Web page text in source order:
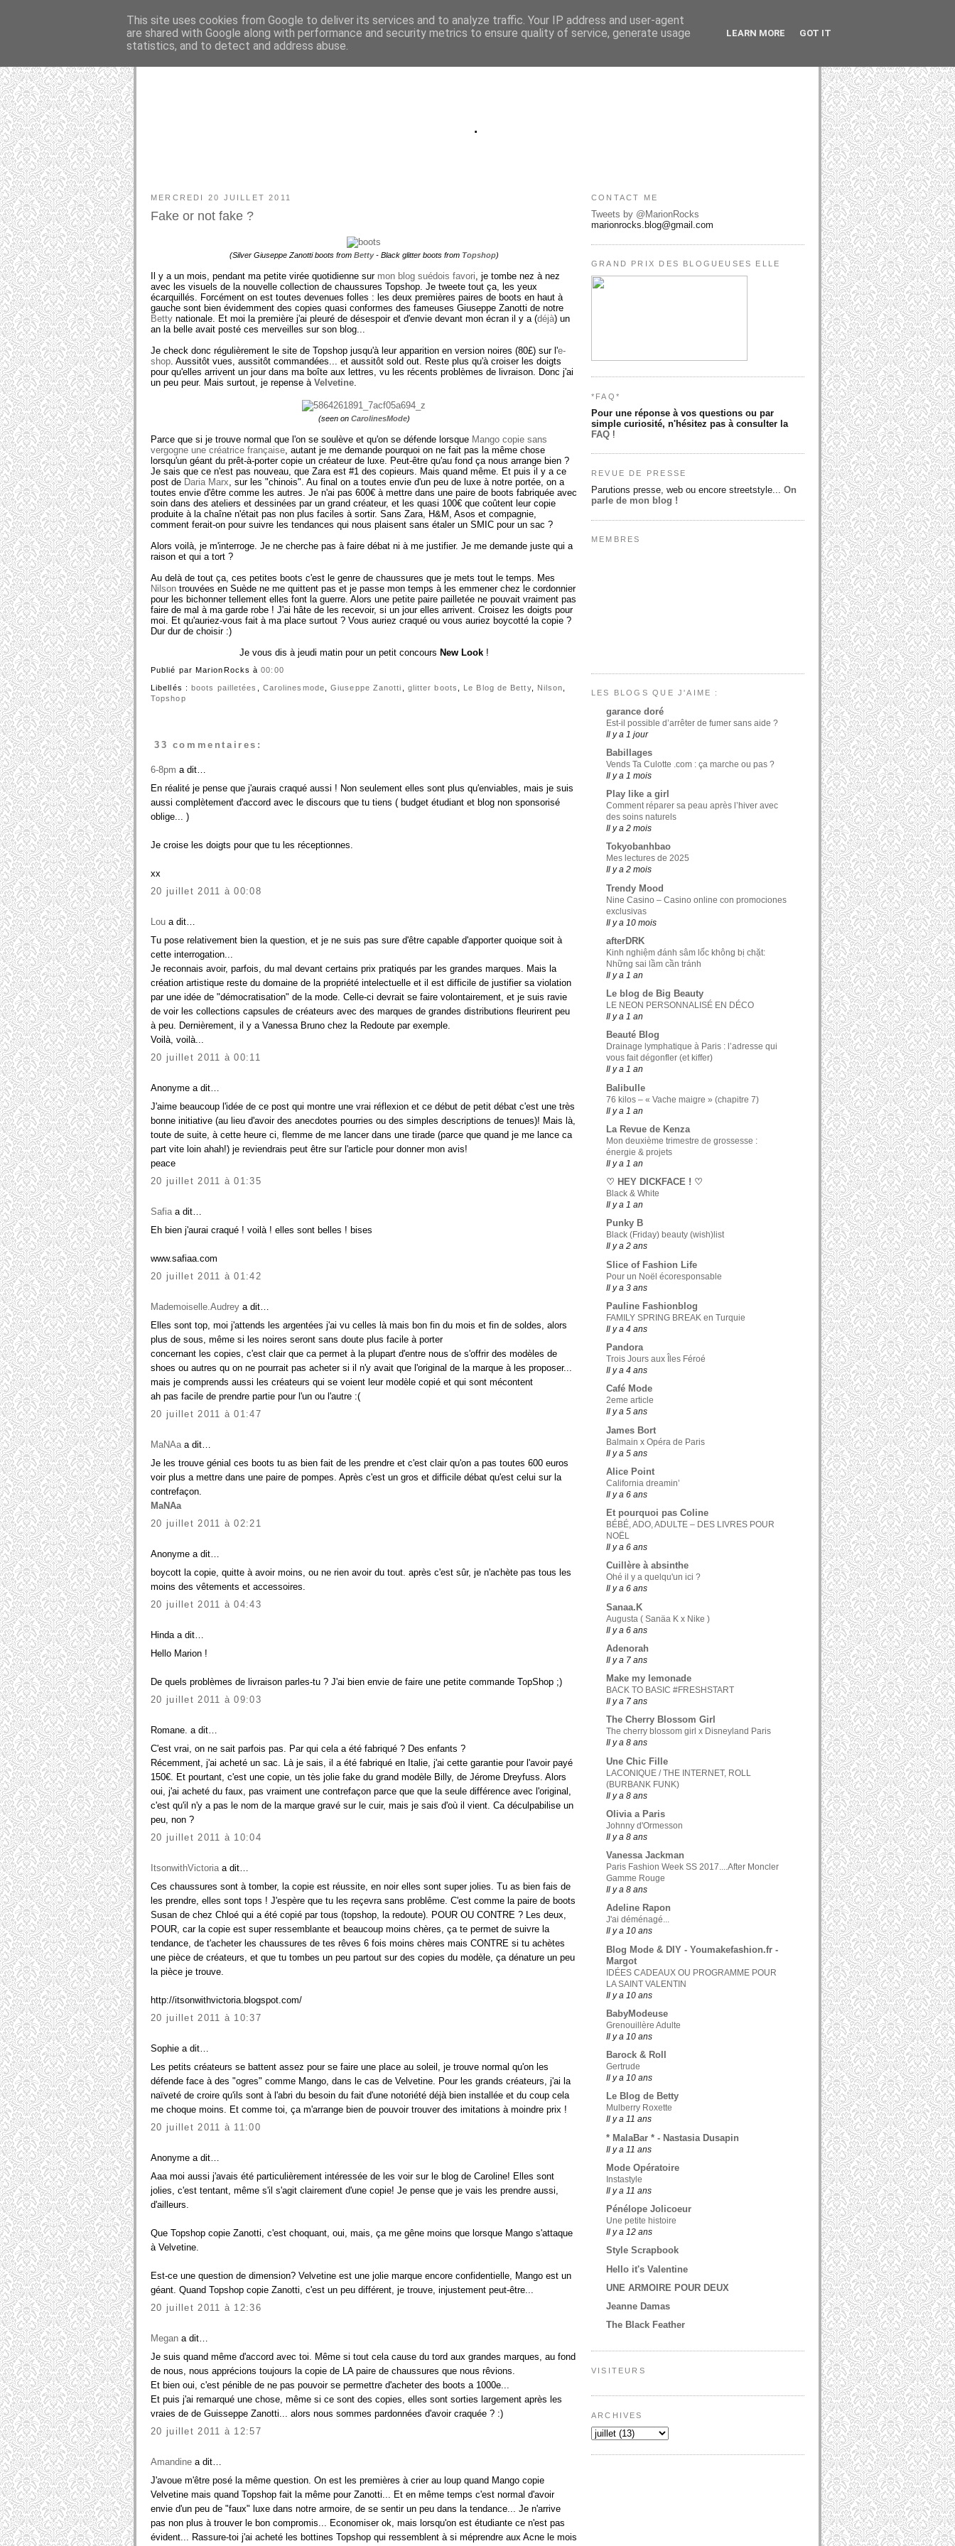
.
MERCREDI 20 JUILLET 2011
Fake or not fake ?
(Silver Giuseppe Zanotti boots from Betty- Black glitter boots from Topshop)
Il y a un mois, pendant ma petite virée quotidienne sur mon blog suédois favori , je tombe nez à nez
avec les visuels de la nouvelle collection de chaussures Topshop. Je tweete tout ça, les yeux
écarquillés. Forcément on est toutes devenues folles : les deux premières paires de boots en haut à
gauche sont bien évidemment des copies quasi conformes des fameuses Giuseppe Zanotti de notre
Betty nationale. Et moi la première j'ai pleuré de désespoir et d'envie devant mon écran il y a (déjà) un
an la belle avait posté ces merveilles sur son blog...
Je check donc régulièrement le site de Topshop jusqu'à leur apparition en version noires (80£) sur l'e-
shop . Aussitôt vues, aussitôt commandées... et aussitôt sold out. Reste plus qu'à croiser les doigts
pour qu'elles arrivent un jour dans ma boîte aux lettres, vu les récents problèmes de livraison. Donc j'ai
un peu peur. Mais surtout, je repense à Velvetine
(seen on CarolinesMode)
Parce que si je trouve normal que l'on se soulève et qu'on se défende lorsque Mango copie sans
vergogne une créatrice française , autant je me demande pourquoi on ne fait pas la même chose
lorsqu'un géant du prêt-à-porter copie un créateur de luxe. Peut-être qu'au fond ça nous arrange bien ?
Je sais que ce n'est pas nouveau, que Zara est #1 des copieurs. Mais quand même. Et puis il y a ce
post de Daria Marx , sur les "chinois". Au final on a toutes envie d'un peu de luxe à notre portée, on a
toutes envie d'être comme les autres. Je n'ai pas 600€ à mettre dans une paire de boots fabriquée avec
soin dans des ateliers et dessinées par un grand créateur, et les quasi 100€ que coûtent leur copie
produite à la chaîne n'était pas non plus faciles à sortir. Sans Zara, H&M, Asos et compagnie,
comment ferait-on pour suivre les tendances qui nous plaisent sans étaler un SMIC pour un sac ?
Alors voilà, je m'interroge. Je ne cherche pas à faire débat ni à me justifier. Je me demande juste qui a
raison et qui a tort ?
Au delà de tout ça, ces petites boots c'est le genre de chaussures que je mets tout le temps. Mes
Nilson trouvées en Suède ne me quittent pas et je passe mon temps à les emmener chez le cordonnier
pour les bichonner tellement elles font la guerre. Alors une petite paire pailletée ne pouvait vraiment pas
faire de mal à ma garde robe ! J'ai hâte de les recevoir, si un jour elles arrivent. Croisez les doigts pour
moi. Et qu'auriez-vous fait à ma place surtout ? Vous auriez craqué ou vous auriez boycotté la copie ?
Dur dur de choisir :)
Je vous dis à jeudi matin pour un petit concours New Look!
Publié par MarionRocksà00:00
Libellés :boots pailletées Carolinesmode ,Giuseppe Zanotti glitter boots Le Blog de Betty, Nilson
Topshop
33 commentaires:
6-8pm a dit…
En réalité je pense que j'aurais craqué aussi ! Non seulement elles sont plus qu'enviables, mais je suis
aussi complètement d'accord avec le discours que tu tiens ( budget étudiant et blog non sponsorisé
oblige... )
Je croise les doigts pour que tu les réceptionnes.
xx
20 juillet 2011 à 00:08
Lou a dit…
Tu pose relativement bien la question, et je ne suis pas sure d'être capable d'apporter quoique soit à
cette interrogation...
Je reconnais avoir, parfois, du mal devant certains prix pratiqués par les grandes marques. Mais la
création artistique reste du domaine de la propriété intelectuelle et il est difficile de justifier sa violation
par une idée de "démocratisation" de la mode. Celle-ci devrait se faire volontairement, et je suis ravie
de voir les collections capsules de créateurs avec des marques de grandes distributions fleurirent peu
à peu. Dernièrement, il y a Vanessa Bruno chez la Redoute par exemple.
Voilà, voilà...
20 juillet 2011 à 00:11
Anonyme a dit…
J'aime beaucoup l'idée de ce post qui montre une vrai réflexion et ce début de petit débat c'est une très
bonne initiative (au lieu d'avoir des anecdotes pourries ou des simples descriptions de tenues)! Mais là,
toute de suite, à cette heure ci, flemme de me lancer dans une tirade (parce que quand je me lance ca
part vite loin ahah!) je reviendrais peut être sur l'article pour donner mon avis!
peace
20 juillet 2011 à 01:35
Safia a dit…
Eh bien j'aurai craqué ! voilà ! elles sont belles ! bises
www.safiaa.com
20 juillet 2011 à 01:42
Mademoiselle.Audrey a dit…
Elles sont top, moi j'attends les argentées j'ai vu celles là mais bon fin du mois et fin de soldes, alors
plus de sous, même si les noires seront sans doute plus facile à porter
concernant les copies, c'est clair que ca permet à la plupart d'entre nous de s'offrir des modèles de
shoes ou autres qu on ne pourrait pas acheter si il n'y avait que l'original de la marque à les proposer...
mais je comprends aussi les créateurs qui se voient leur modèle copié et qui sont mécontent
ah pas facile de prendre partie pour l'un ou l'autre :(
20 juillet 2011 à 01:47
MaNAa a dit…
Je les trouve génial ces boots tu as bien fait de les prendre et c'est clair qu'on a pas toutes 600 euros
voir plus a mettre dans une paire de pompes. Après c'est un gros et difficile débat qu'est celui sur la
contrefaçon.
MaNAa
20 juillet 2011 à 02:21
Anonyme a dit…
boycott la copie, quitte à avoir moins, ou ne rien avoir du tout. après c'est sûr, je n'achète pas tous les
moins des vêtements et accessoires.
20 juillet 2011 à 04:43
Hinda a dit…
Hello Marion !
De quels problèmes de livraison parles-tu ? J'ai bien envie de faire une petite commande TopShop ;)
20 juillet 2011 à 09:03
Romane. a dit…
C'est vrai, on ne sait parfois pas. Par qui cela a été fabriqué ? Des enfants ?
Récemment, j'ai acheté un sac. Là je sais, il a été fabriqué en Italie, j'ai cette garantie pour l'avoir payé
150€. Et pourtant, c'est une copie, un tès jolie fake du grand modèle Billy, de Jérome Dreyfuss. Alors
oui, j'ai acheté du faux, pas vraiment une contrefaçon parce que que la seule différence avec l'original,
c'est qu'il n'y a pas le nom de la marque gravé sur le cuir, mais je sais d'où il vient. Ca déculpabilise un
peu, non ?
20 juillet 2011 à 10:04
ItsonwithVictoria a dit…
Ces chaussures sont à tomber, la copie est réussite, en noir elles sont super jolies. Tu as bien fais de
les prendre, elles sont tops ! J'espère que tu les reçevra sans problême. C'est comme la paire de boots
Susan de chez Chloé qui a été copié par tous (topshop, la redoute). POUR OU CONTRE ? Les deux,
POUR, car la copie est super ressemblante et beaucoup moins chères, ça te permet de suivre la
tendance, de t'acheter les chaussures de tes rêves 6 fois moins chères mais CONTRE si tu achètes
une pièce de créateurs, et que tu tombes un peu partout sur des copies du modèle, ça dénature un peu
la pièce je trouve.
http://itsonwithvictoria.blogspot.com/
20 juillet 2011 à 10:37
Sophie a dit…
Les petits créateurs se battent assez pour se faire une place au soleil, je trouve normal qu'on les
défende face à des "ogres" comme Mango, dans le cas de Velvetine. Pour les grands créateurs, j'ai la
naïveté de croire qu'ils sont à l'abri du besoin du fait d'une notoriété déjà bien installée et du coup cela
me choque moins. Et comme toi, ça m'arrange bien de pouvoir trouver des imitations à moindre prix !
20 juillet 2011 à 11:00
Anonyme a dit…
Aaa moi aussi j'avais été particulièrement intéressée de les voir sur le blog de Caroline! Elles sont
jolies, c'est tentant, même s'il s'agit clairement d'une copie! Je pense que je vais les prendre aussi,
d'ailleurs.
Que Topshop copie Zanotti, c'est choquant, oui, mais, ça me gêne moins que lorsque Mango s'attaque
à Velvetine.
Est-ce une question de dimension? Velvetine est une jolie marque encore confidentielle, Mango est un
géant. Quand Topshop copie Zanotti, c'est un peu différent, je trouve, injustement peut-être...
20 juillet 2011 à 12:36
Megan a dit…
Je suis quand même d'accord avec toi. Même si tout cela cause du tord aux grandes marques, au fond
de nous, nous apprécions toujours la copie de LA paire de chaussures que nous rêvions.
Et bien oui, c'est pénible de ne pas pouvoir se permettre d'acheter des boots a 1000e...
Et puis j'ai remarqué une chose, même si ce sont des copies, elles sont sorties largement après les
vraies de de Guisseppe Zanotti... alors nous sommes pardonnées d'avoir craquée ? :)
20 juillet 2011 à 12:57
Amandine a dit…
J'avoue m'être posé la même question. On est les premières à crier au loup quand Mango copie
Velvetine mais quand Topshop fait la même pour Zanotti... Et en même temps c'est normal d'avoir
envie d'un peu de "faux" luxe dans notre armoire, de se sentir un peu dans la tendance... Je n'arrive
pas non plus à trouver le bon compromis... Economiser ok, mais lorsqu'on est étudiante ce n'est pas
évident... Rassure-toi j'ai acheté les bottines Topshop qui ressemblent à si méprendre aux Acne le mois
CONTACT ME
Tweets by @MarionRocks
marionrocks.blog@gmail.com
GRAND PRIX DES BLOGUEUSES ELLE
*FAQ*
Pour une réponse à vos questions ou par
simple curiosité, n'hésitez pas à consulter la
FAQ !
REVUE DE PRESSE
Parutions presse, web ou encore streetstyle... On
parle de mon blog !
MEMBRES
LES BLOGS QUE J'AIME :
garance doré
Est-il possible d’arrêter de fumer sans aide ?
Il y a 1 jour
Babillages
Vends Ta Culotte .com : ça marche ou pas ?
Il y a 1 mois
Play like a girl
Comment réparer sa peau après l’hiver avec
des soins naturels
Il y a 2 mois
Tokyobanhbao
Mes lectures de 2025
Il y a 2 mois
Trendy Mood
Nine Casino – Casino online con promociones
exclusivas
Il y a 10 mois
afterDRK
Kinh nghiệm đánh sâm lốc không bị chặt:
Những sai lầm cần tránh
Il y a 1 an
Le blog de Big Beauty
LE NEON PERSONNALISÉ EN DÉCO
Il y a 1 an
Beauté Blog
Drainage lymphatique à Paris : l’adresse qui
vous fait dégonfler (et kiffer)
Il y a 1 an
Balibulle
76 kilos – « Vache maigre » (chapitre 7)
Il y a 1 an
La Revue de Kenza
Mon deuxième trimestre de grossesse :
énergie & projets
Il y a 1 an
♡ HEY DICKFACE ! ♡
Black & White
Il y a 1 an
Punky B
Black (Friday) beauty (wish)list
Il y a 2 ans
Slice of Fashion Life
Pour un Noël écoresponsable
Il y a 3 ans
Pauline Fashionblog
FAMILY SPRING BREAK en Turquie
Il y a 4 ans
Pandora
Trois Jours aux Îles Féroé
Il y a 4 ans
Café Mode
2eme article
Il y a 5 ans
James Bort
Balmain x Opéra de Paris
Il y a 5 ans
Alice Point
California dreamin’
Il y a 6 ans
Et pourquoi pas Coline
BÉBÉ, ADO, ADULTE – DES LIVRES POUR
NOËL
Il y a 6 ans
Cuillère à absinthe
Ohé il y a quelqu'un ici ?
Il y a 6 ans
Sanaa.K
Augusta ( Sanäa K x Nike )
Il y a 6 ans
Adenorah
Il y a 7 ans
Make my lemonade
BACK TO BASIC #FRESHSTART
Il y a 7 ans
The Cherry Blossom Girl
The cherry blossom girl x Disneyland Paris
Il y a 8 ans
Une Chic Fille
LACONIQUE / THE INTERNET, ROLL
(BURBANK FUNK)
Il y a 8 ans
Olivia a Paris
Johnny d'Ormesson
Il y a 8 ans
Vanessa Jackman
Paris Fashion Week SS 2017....After Moncler
Gamme Rouge
Il y a 8 ans
Adeline Rapon
J'ai déménagé...
Il y a 10 ans
Blog Mode & DIY - Youmakefashion.fr -
Margot
IDÉES CADEAUX OU PROGRAMME POUR
LA SAINT VALENTIN
Il y a 10 ans
BabyModeuse
Grenouillère Adulte
Il y a 10 ans
Barock & Roll
Gertrude
Il y a 10 ans
Le Blog de Betty
Mulberry Roxette
Il y a 11 ans
* MalaBar * - Nastasia Dusapin
Il y a 11 ans
Mode Opératoire
Instastyle
Il y a 11 ans
Pénélope Jolicoeur
Une petite histoire
Il y a 12 ans
Style Scrapbook
Hello it's Valentine
UNE ARMOIRE POUR DEUX
Jeanne Damas
The Black Feather
VISITEURS
ARCHIVES
This site uses cookies from Google to deliver its services and to analyze traffic. Your IP address and user-agent
are shared with Google along with performance and security metrics to ensure quality of service, generate usage
statistics, and to detect and address abuse.
LEARN MORE GOT IT